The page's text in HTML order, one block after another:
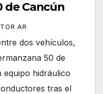
de Cancún
AR
dos vehículos,
50 de
equipo hidráulico
tras el